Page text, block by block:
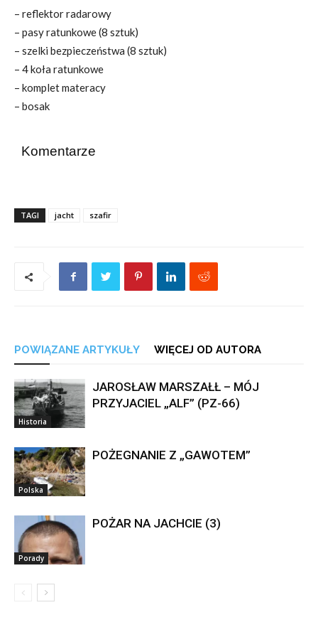
– reflektor radarowy
– pasy ratunkowe (8 sztuk)
– szelki bezpieczeństwa (8 sztuk)
– 4 koła ratunkowe
– komplet materacy
– bosak
Komentarze
TAGI jacht szafir
POWIĄZANE ARTYKUŁY WIĘCEJ OD AUTORA
Historia
JAROSŁAW MARSZAŁŁ – MÓJ
PRZYJACIEL „ALF” (PZ-66)
Polska
POŻEGNANIE Z „GAWOTEM”
Porady
POŻAR NA JACHCIE (3)